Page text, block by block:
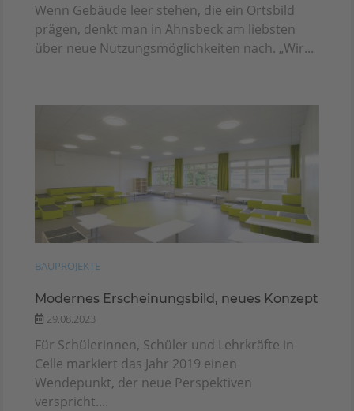
Wenn Gebäude leer stehen, die ein Ortsbild
prägen, denkt man in Ahnsbeck am liebsten
über neue Nutzungsmöglichkeiten nach. „Wir...
BAUPROJEKTE
Modernes Erscheinungsbild, neues Konzept
29.08.2023
Für Schülerinnen, Schüler und Lehrkräfte in
Celle markiert das Jahr 2019 einen
Wendepunkt, der neue Perspektiven
verspricht....